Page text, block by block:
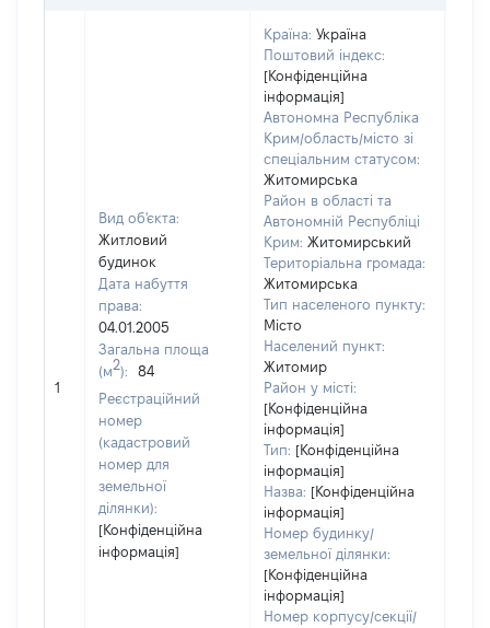
1
Вид об'єкта:
Житловий
будинок
Дата набуття
права:
04.01.2005
Загальна площа
(м2):
84
Реєстраційний
номер
(кадастровий
номер для
земельної
ділянки):
[Конфіденційна
інформація]
Країна: Україна
Поштовий індекс:
[Конфіденційна
інформація]
Автономна Республіка
Крим/область/місто зі
спеціальним статусом:
Житомирська
Район в області та
Автономній Республіці
Крим: Житомирський
Територіальна громада:
Житомирська
Тип населеного пункту:
Місто
Населений пункт:
Житомир
Район у місті:
[Конфіденційна
інформація]
Тип: [Конфіденційна
інформація]
Назва: [Конфіденційна
інформація]
Номер будинку/
земельної ділянки:
[Конфіденційна
інформація]
Номер корпусу/секції/